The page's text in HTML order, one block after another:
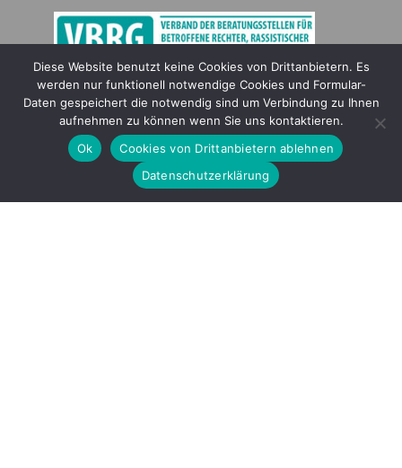
Gefördert durch
Diese Website benutzt keine Cookies von Drittanbietern. Es
werden nur funktionell notwendige Cookies und Formular-
Daten gespeichert die notwendig sind um Verbindung zu Ihnen
aufnehmen zu können wenn Sie uns kontaktieren.
Ok
Cookies von Drittanbietern ablehnen
Datenschutzerklärung